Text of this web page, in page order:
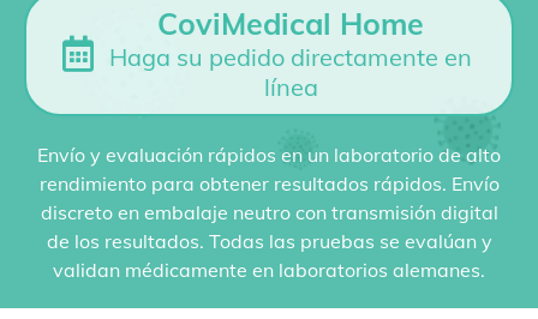
CoviMedical Home
Haga su pedido directamente en
línea
Envío y evaluación rápidos en un laboratorio de alto
rendimiento para obtener resultados rápidos. Envío
discreto en embalaje neutro con transmisión digital
de los resultados. Todas las pruebas se evalúan y
validan médicamente en laboratorios alemanes.